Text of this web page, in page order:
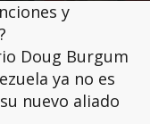
y
Doug Burgum
ya no es
nuevo aliado